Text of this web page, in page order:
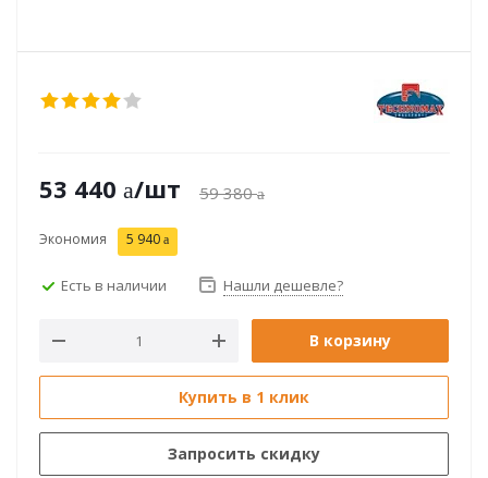
53 440 /шт 59 380
Экономия 5 940
Есть в наличии Нашли дешевле?
В корзину
Купить в 1 клик
Запросить скидку